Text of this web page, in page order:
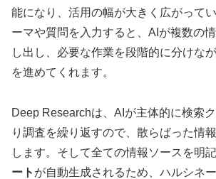
能になり、活用の幅が大きく広がって
ーマや質問を入力すると、AIが複数の
し出し、必要な作業を段階的に分けな
を進めてくれます。
Deep Researchは、AIが主体的に検索
り調査を繰り返すので、散らばった情
します。そして全ての情報ソースを明
ート が自動生成されるため、ハルシネ